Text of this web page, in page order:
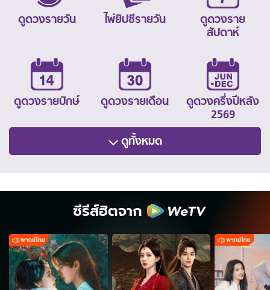
ดูดวงรายวัน ไพ่ยิปซีรายวัน
ดูดวงราย
สัปดาห์
ดูดวงรายปักษ์ ดูดวงรายเดือน
ดูดวงครึ่งปีหลัง
2569
ดูทั้งหมด
ซีรีส์ฮิตจาก